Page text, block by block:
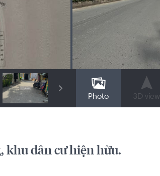
Photo 3D view
khu dân cư hiện hữu.